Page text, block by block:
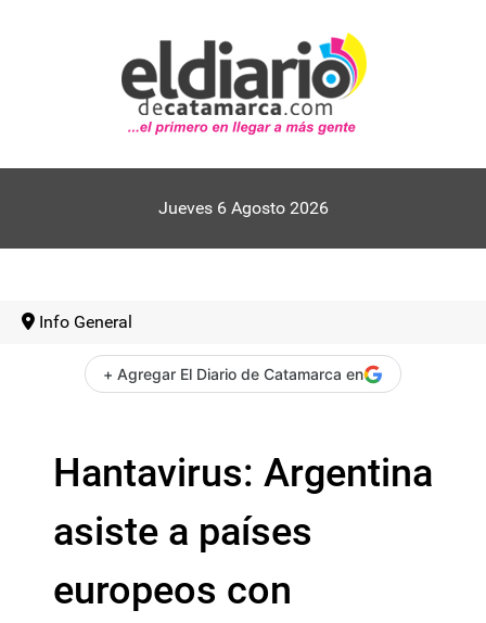
Jueves 6 Agosto 2026
Info General
+ Agregar El Diario de Catamarca en
Hantavirus: Argentina
asiste a países
europeos con